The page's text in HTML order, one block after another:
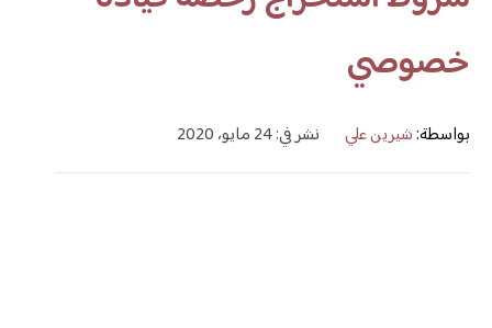
خصوصي
بواسطة:شيرين علي نشر في: 24 مايو، 2020